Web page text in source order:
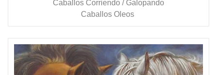
Caballos Corriendo / Galopando
Caballos Oleos